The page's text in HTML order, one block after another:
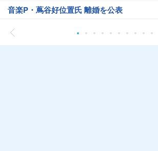
音楽P・蔦谷好位置氏 離婚を公表